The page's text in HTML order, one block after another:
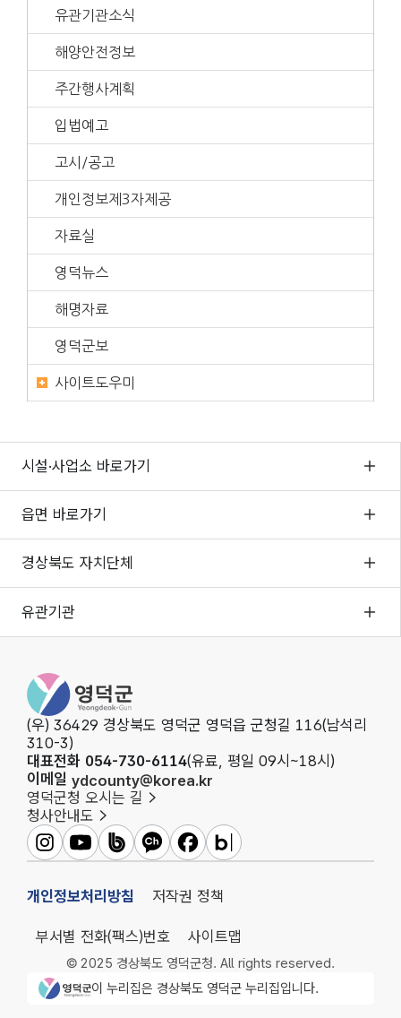
유관기관소식
해양안전정보
주간행사계획
입법예고
고시/공고
개인정보제3자제공
자료실
영덕뉴스
해명자료
영덕군보
사이트도우미
시설·사업소 바로가기
읍면 바로가기
경상북도 자치단체
유관기관
영덕군청
(우) 36429 경상북도 영덕군 영덕읍 군청길 116(남석리
310-3)
대표전화 054-730-6114(유료, 평일 09시~18시)
이메일 ydcounty@korea.kr
영덕군청 오시는 길
청사안내도
영덕군인스타그램
영덕군유튜브영덕군밴드영덕군카카오채널
영덕군페이스북
영덕군블로그
개인정보처리방침 저작권 정책
부서별 전화(팩스)번호 사이트맵
© 2025 경상북도 영덕군청. All rights reserved.
영덕군청 로고이 누리집은 경상북도 영덕군 누리집입니다.